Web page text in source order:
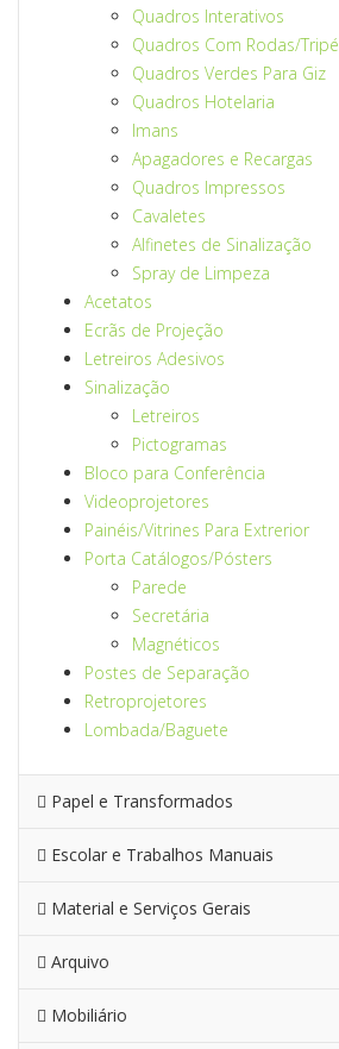
Quadros Interativos
Quadros Com Rodas/Tripé
Quadros Verdes Para Giz
Quadros Hotelaria
Imans
Apagadores e Recargas
Quadros Impressos
Cavaletes
Alfinetes de Sinalização
Spray de Limpeza
Acetatos
Ecrãs de Projeção
Letreiros Adesivos
Sinalização
Letreiros
Pictogramas
Bloco para Conferência
Videoprojetores
Painéis/Vitrines Para Extrerior
Porta Catálogos/Pósters
Parede
Secretária
Magnéticos
Postes de Separação
Retroprojetores
Lombada/Baguete
Papel e Transformados
Escolar e Trabalhos Manuais
Material e Serviços Gerais
Arquivo
Mobiliário